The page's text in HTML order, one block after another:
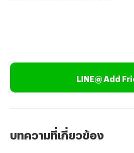
LINE@ Add
บทความที่เกี่ยวข้อง